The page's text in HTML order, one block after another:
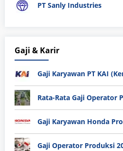
PT Sanly Industries
Gaji & Karir